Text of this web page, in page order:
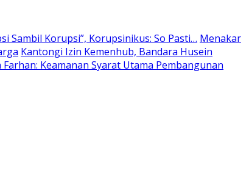
Sambil Korupsi”, Korupsinikus: So Pasti… Menakar
Kantongi Izin Kemenhub, Bandara Husein
Keamanan Syarat Utama Pembangunan